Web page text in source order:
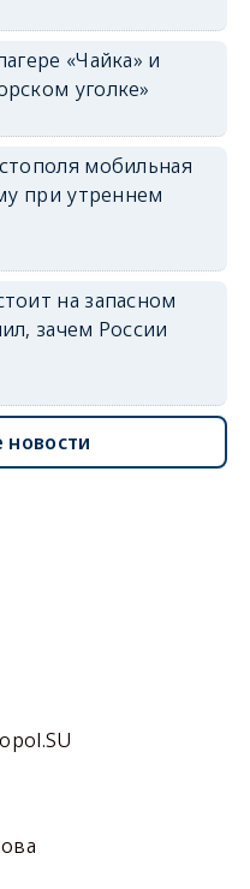
«Чайка» и
уголке»
мобильная
при утреннем
на запасном
зачем России
новости